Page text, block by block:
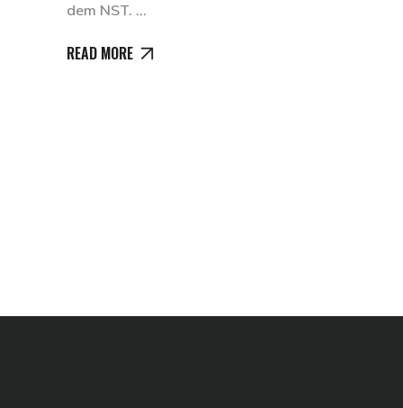
dem NST.
READ MORE